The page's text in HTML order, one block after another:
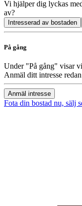
Vi hjälper dig lyckas
av?
Intresserad av bostaden
På gång
Under "På gång" visar
Anmäl ditt intresse
Anmäl intresse
Fota din bostad nu, sälj